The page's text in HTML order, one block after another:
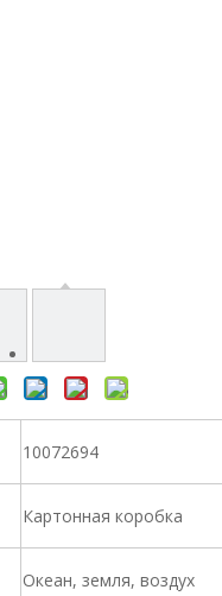
10072694
Картонная коробка
Океан, земля, воздух